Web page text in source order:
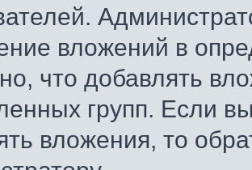
вложений в
что добавлять
групп. Если
вложения, то